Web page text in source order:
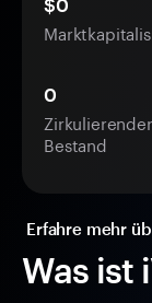
Was ist
$0
0
Zirkulierender
Bestand
Erfahre mehr